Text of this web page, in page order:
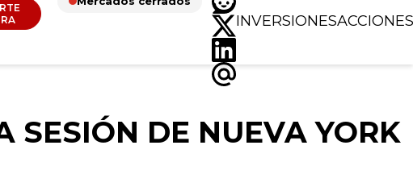
INVERSIONESACCIONES
SESIÓN DE NUEVA YORK